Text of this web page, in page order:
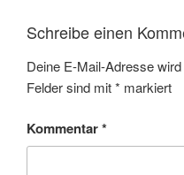
Schreibe einen
Deine E-Mail-Adresse
Felder sind mit* markiert
Kommentar*